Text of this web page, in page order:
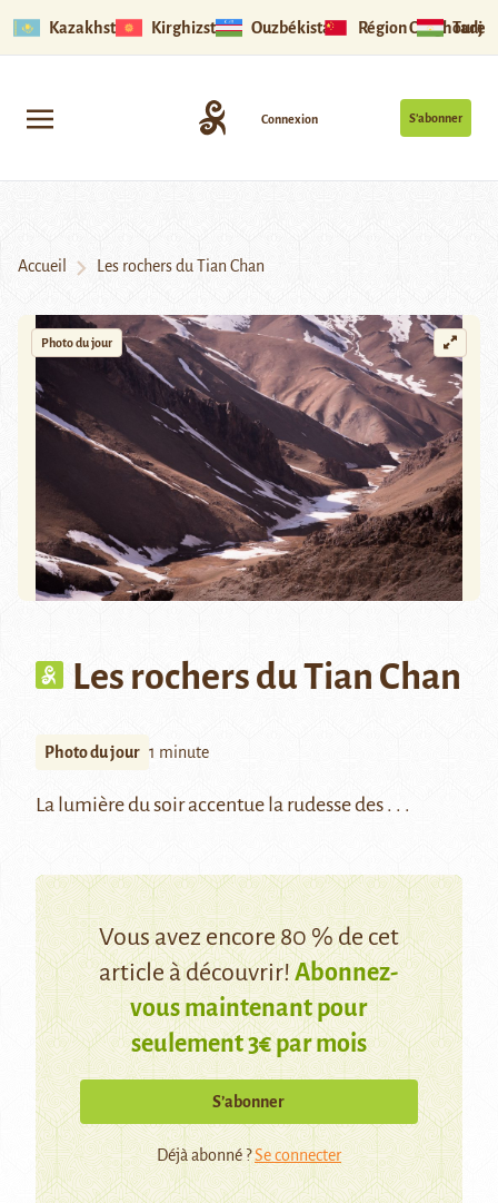
Kazakhstan Kirghizstan Ouzbékistan Région Ouïghoure
S’abonner
Connexion
Accueil Les rochers du Tian Chan
Photo du jour
Les rochers du Tian Chan
Photo du jour 1 minute
La lumière du soir accentue la rudesse des . . .
Vous avez encore 80 % de cet
article à découvrir!Abonnez-
vous maintenant pour
seulement 3€ par mois
S’abonner
Déjà abonné ?Se connecter